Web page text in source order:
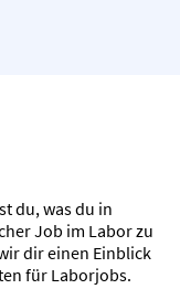
du, was du in
Job im Labor zu
dir einen Einblick
für Laborjobs.